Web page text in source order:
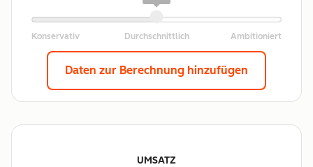
Daten zur Berechnung hinzufügen
UMSATZ